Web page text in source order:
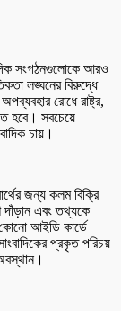
সংগঠনগুলোকে আরও
লঙ্ঘনের বিরুদ্ধে
রোধে রাষ্ট্র,
হবে। সবচেয়ে
চায়।
জন্য কলম বিক্রি
দাঁড়ান এবং তথ্যকে
কোনো আইডি কার্ডে
প্রকৃত পরিচয়